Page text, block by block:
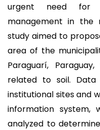
urgent need for
management in the
study aimed to
area of the
Paraguarí,
related to soil. Data
institutional sites and
information system,
analyzed to